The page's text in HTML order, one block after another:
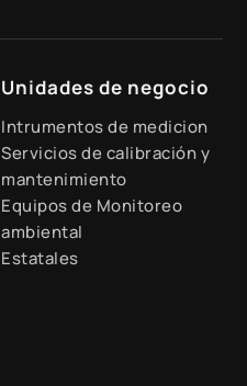
Unidades de negocio
Intrumentos de medicion
Servicios de calibración y
mantenimiento
Equipos de Monitoreo
ambiental
Estatales